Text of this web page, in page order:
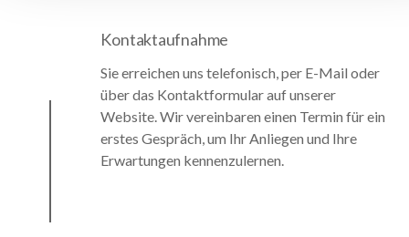
Kontaktaufnahme
Sie erreichen uns telefonisch, per E-Mail oder
über das Kontaktformular auf unserer
Website. Wir vereinbaren einen Termin für ein
erstes Gespräch, um Ihr Anliegen und Ihre
Erwartungen kennenzulernen.